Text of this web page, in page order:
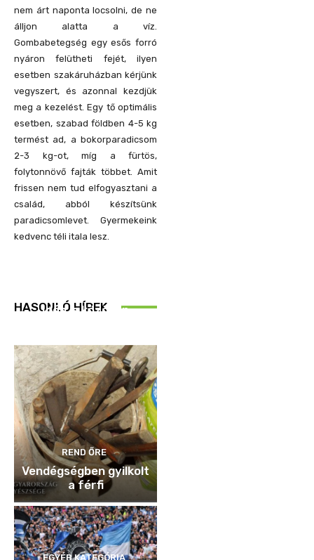
nem árt naponta locsolni, de ne
álljon alatta a víz.
Gombabetegség egy esős forró
nyáron felütheti fejét, ilyen
esetben szakáruházban kérjünk
vegyszert, és azonnal kezdjük
meg a kezelést. Egy tő optimális
esetben, szabad földben 4-5 kg
termést ad, a bokorparadicsom
2-3 kg-ot, míg a fürtös,
folytonnövő fajták többet. Amit
frissen nem tud elfogyasztani a
család, abból készítsünk
paradicsomlevet. Gyermekeink
kedvenc téli itala lesz.
HASONLÓ HÍREK
Idén is közösen
REND ŐRE
Vendégségben gyilkolt
a férfi
EGYÉB KATEGÓRIA